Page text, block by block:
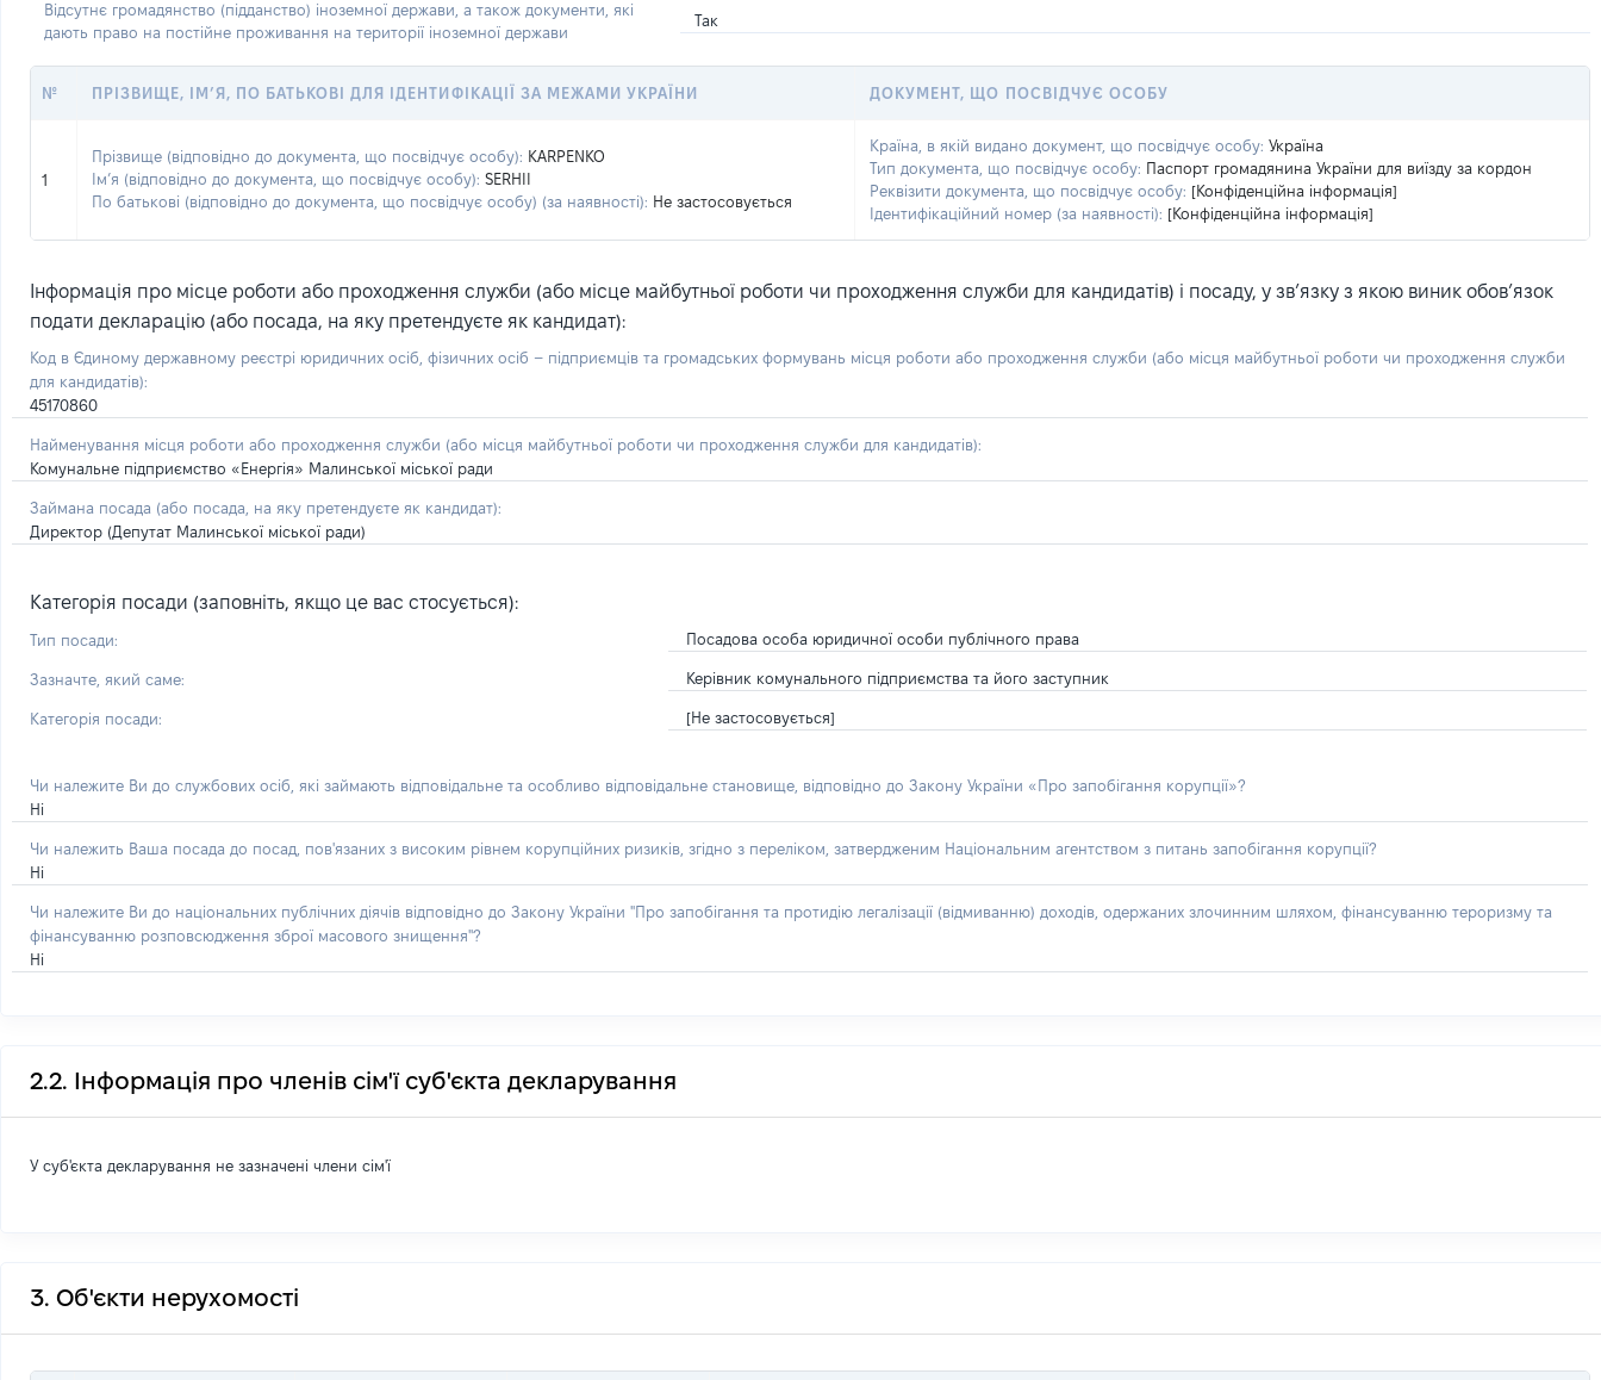
Відсутнє громадянство (підданство) іноземної держави, а також документи, які
дають право на постійне проживання на території іноземної держави
Так
№ ПРІЗВИЩЕ, ІМ’Я, ПО БАТЬКОВІ ДЛЯ ІДЕНТИФІКАЦІЇ ЗА МЕЖАМИ УКРАЇНИ ДОКУМЕНТ, ЩО ПОСВІДЧУЄ ОСОБУ
1
Прізвище (відповідно до документа, що посвідчує особу): KARPENKO
Ім’я (відповідно до документа, що посвідчує особу): SERHII
По батькові (відповідно до документа, що посвідчує особу) (за наявності): Не застосовується
Країна, в якій видано документ, що посвідчує особу: Україна
Тип документа, що посвідчує особу: Паспорт громадянина України для виїзду за кордон
Реквізити документа, що посвідчує особу: [Конфіденційна інформація]
Ідентифікаційний номер (за наявності): [Конфіденційна інформація]
Інформація про місце роботи або проходження служби (або місце майбутньої роботи чи проходження служби для кандидатів) і посаду, у зв’язку з якою виник обов’язок
подати декларацію (або посада, на яку претендуєте як кандидат):
Код в Єдиному державному реєстрі юридичних осіб, фізичних осіб – підприємців та громадських формувань місця роботи або проходження служби (або місця майбутньої роботи чи проходження служби
для кандидатів):
45170860
Найменування місця роботи або проходження служби (або місця майбутньої роботи чи проходження служби для кандидатів):
Комунальне підприємство «Енергія» Малинської міської ради
Займана посада (або посада, на яку претендуєте як кандидат):
Директор (Депутат Малинської міської ради)
Категорія посади (заповніть, якщо це вас стосується):
Тип посади: Посадова особа юридичної особи публічного права
Зазначте, який саме: Керівник комунального підприємства та його заступник
Категорія посади: [Не застосовується]
Чи належите Ви до службових осіб, які займають відповідальне та особливо відповідальне становище, відповідно до Закону України «Про запобігання корупції»?
Ні
Чи належить Ваша посада до посад, пов'язаних з високим рівнем корупційних ризиків, згідно з переліком, затвердженим Національним агентством з питань запобігання корупції?
Ні
Чи належите Ви до національних публічних діячів відповідно до Закону України "Про запобігання та протидію легалізації (відмиванню) доходів, одержаних злочинним шляхом, фінансуванню тероризму та
фінансуванню розповсюдження зброї масового знищення"?
Ні
2.2. Інформація про членів сім'ї суб'єкта декларування
У суб'єкта декларування не зазначені члени сім'ї
3. Об'єкти нерухомості